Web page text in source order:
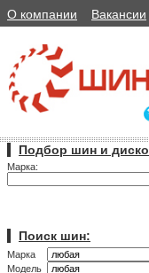
О компании Вакансии
Подбор шин и
Марка:
Поиск шин:
Марка
Модель